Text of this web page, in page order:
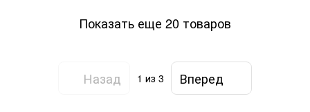
Показать еще 20 товаров
Назад 1 из 3 Вперед